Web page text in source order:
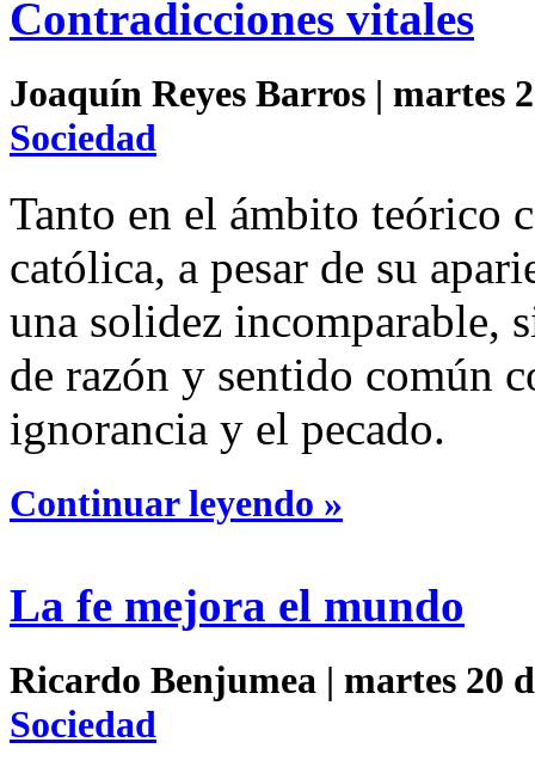
Contradicciones vitales
Joaquín Reyes Barros | martes
Sociedad
Tanto en el ámbito teórico
católica, a pesar de su
una solidez incomparable,
de razón y sentido común
ignorancia y el pecado.
Continuar leyendo »
La fe mejora el mundo
Ricardo Benjumea | martes 20
Sociedad